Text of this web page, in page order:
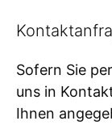
Sofern Sie
uns in
Ihnen